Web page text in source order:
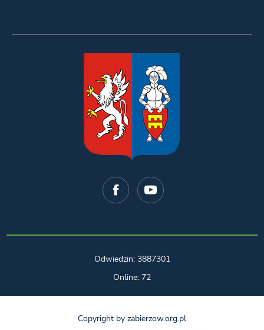
Odwiedzin: 3887301
Online: 72
Copyright by zabierzow.org.pl